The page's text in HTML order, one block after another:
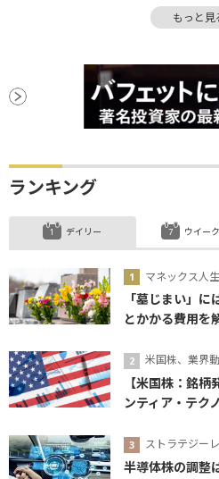
上場もっと見
ランキング
デイリー
マネックス人
「墓じまい」
とかかる費用を
米国株、業界
【米国株：銘
ンティア・テク
ストラテジー
半導体株の調整
ウイー